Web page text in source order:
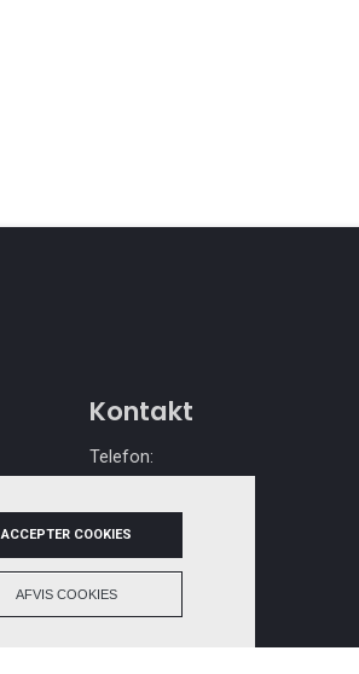
Kontakt
Telefon:
Email:
mail@hovendals.dk
ACCEPTER COOKIES
AFVIS COOKIES